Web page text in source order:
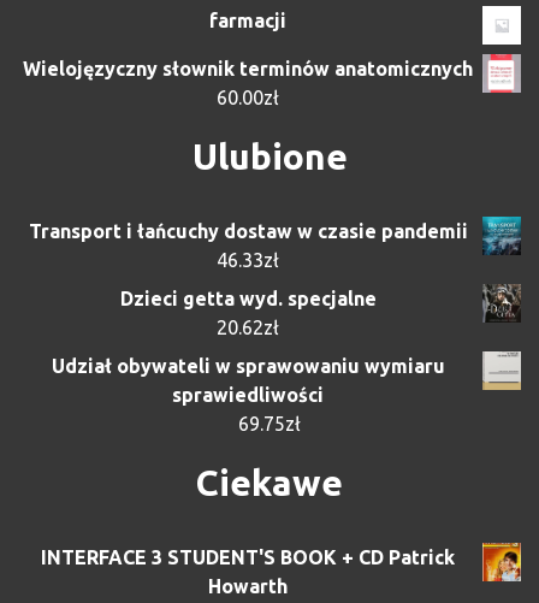
farmacji
Wielojęzyczny słownik terminów anatomicznych
60.00zł
Ulubione
Transport i łańcuchy dostaw w czasie pandemii
46.33zł
Dzieci getta wyd. specjalne
20.62zł
Udział obywateli w sprawowaniu wymiaru
sprawiedliwości
69.75zł
Ciekawe
INTERFACE 3 STUDENT'S BOOK + CD Patrick
Howarth